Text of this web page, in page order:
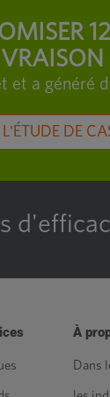
a généré
L'ÉTUDE DE
À
Dans